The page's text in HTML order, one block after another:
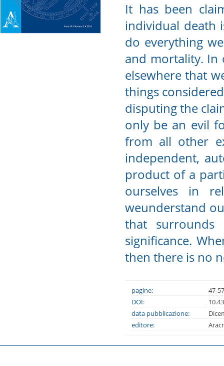
It has been
individual death
do everything
and mortality. In
elsewhere that
things
disputing the
only be an evil
from all other
independent,
product of a
ourselves in
weunderstand
that
significance.
then there is no
pagine:
47-57
DOI:
data pubblicazione:
editore: